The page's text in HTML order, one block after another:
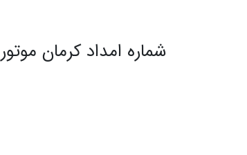
شماره امداد کرمان موتور